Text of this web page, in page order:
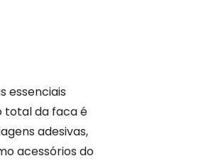
essenciais
total da faca é
adesivas,
acessórios do